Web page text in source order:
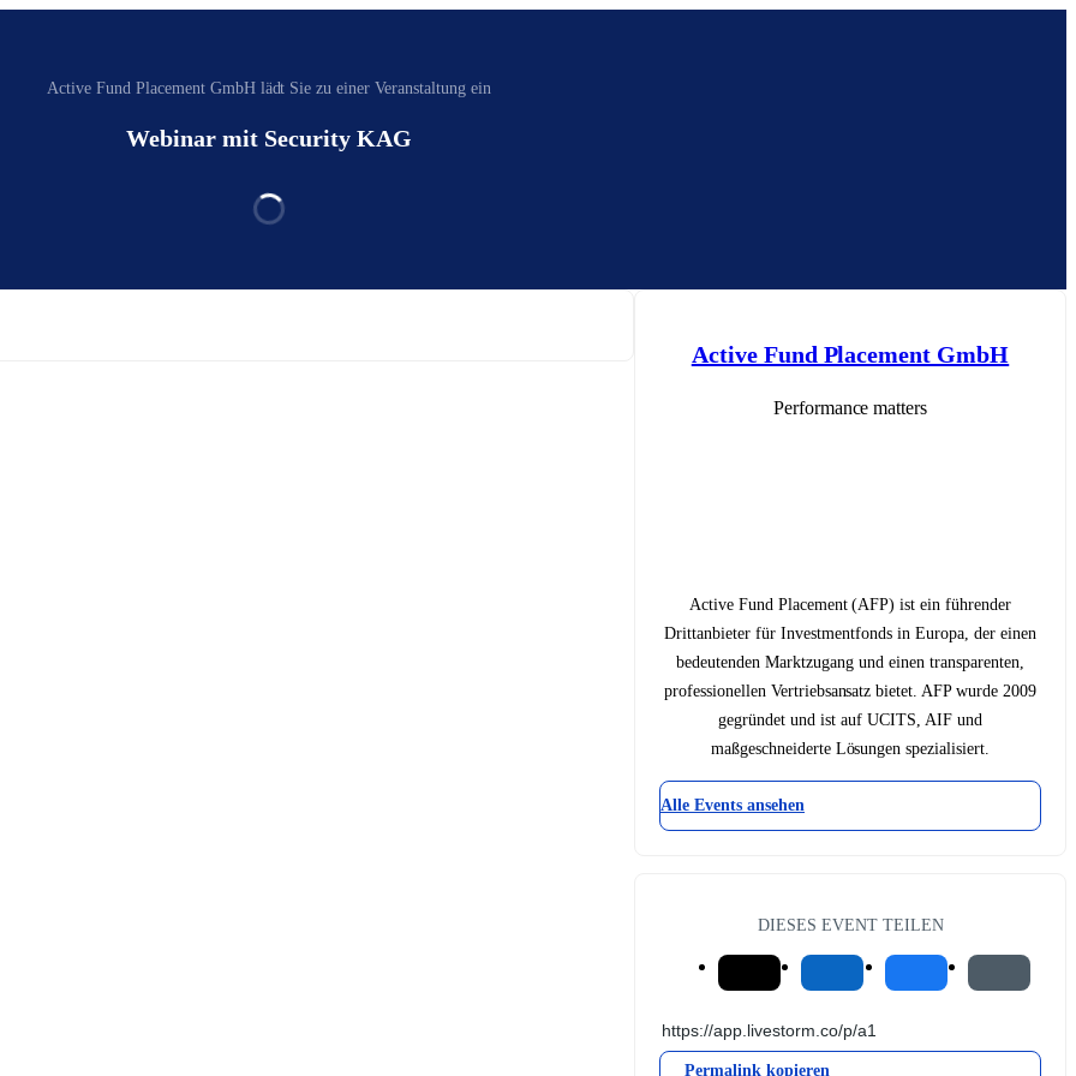
Active Fund Placement GmbH‬ lädt Sie zu einer Veranstaltung ein
Webinar mit Security KAG
Active Fund Placement GmbH
Performance matters
Active Fund Placement (AFP) ist ein führender
Drittanbieter für Investmentfonds in Europa, der einen
bedeutenden Marktzugang und einen transparenten,
professionellen Vertriebsansatz bietet. AFP wurde 2009
gegründet und ist auf UCITS, AIF und
maßgeschneiderte Lösungen spezialisiert.
Alle Events ansehen
DIESES EVENT TEILEN
Permalink kopieren